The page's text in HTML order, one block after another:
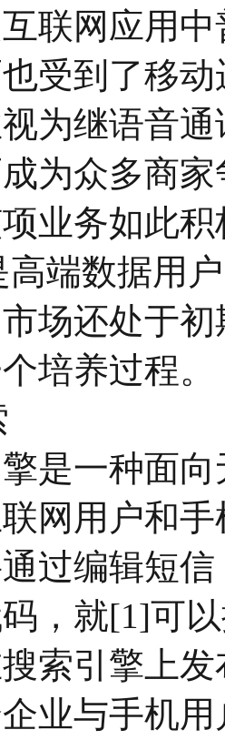
联网应用
受到了移
为继语音
为众多商
业务如此
高端数据用
场还处于
培养过程。
是一种面
网用户和
过编辑短
，就[1]可
索引擎上
业与手机